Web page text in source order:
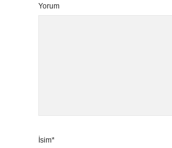
Yorum
İsim*